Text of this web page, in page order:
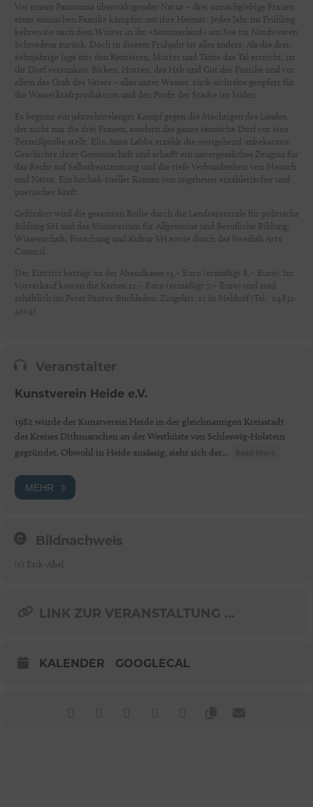
Vor einem Panorama überwältigender Natur – drei unnachgiebige Frauen
einer sámischen Familie kämpfen um ihre Heimat: Jedes Jahr im Frühling
kehren sie nach dem Winter in ihr »Sommerland« am See im Nordwesten
Schwedens zurück. Doch in diesem Frühjahr ist alles anders: Als die drei-
zehnjährige Iŋgá mit den Rentieren, Mutter und Tante das Tal erreicht, ist
ihr Dorf versunken. Birken, Hütten, das Hab und Gut der Familie und vor
allem das Grab des Vaters – alles unter Wasser, rück-sichtslos geopfert für
die Wasserkraftproduktion und den Profit der Städte im Süden.
Es beginnt ein jahrzehntelanger Kampf gegen die Mächtigen des Landes,
der nicht nur die drei Frauen, sondern das ganze sámische Dorf vor eine
Zerreißprobe stellt. Elin Anna Labba erzählt die weitgehend unbekannte
Geschichte ihrer Gemeinschaft und schafft ein unvergessliches Zeugnis für
das Recht auf Selbstbestimmung und die tiefe Verbundenheit von Mensch
und Natur. Ein hochak-tueller Roman von ungeheuer erzählerischer und
poetischer Kraft.
Gefördert wird die gesamten Reihe durch die Landeszentrale für politische
Bildung SH und das Ministerium für Allgemeine und Berufliche Bildung,
Wissenschaft, Forschung und Kultur SH sowie durch das Swedish Arts
Council .
Der Eintritt beträgt an der Abendkasse 13,– Euro (ermäßigt 8,– Euro). Im
Vorverkauf kosten die Karten 12,– Euro (ermäßigt 7,– Euro) und sind
erhältlich im Peter Panter-Buchladen, Zingelstr. 12 in Meldorf (Tel.: 04832-
4104).
Veranstalter
Kunstverein Heide e.V.
1982 wurde der Kunstverein Heide in der gleichnamigen Kreisstadt
des Kreises Dithmarschen an der Westküste von Schleswig-Holstein
gegründet. Obwohl in Heide ansässig, sieht sich der...
Read More.
MEHR
Bildnachweis
(c) Erik-Abel
LINK ZUR VERANSTALTUNG ...
KALENDER GOOGLECAL